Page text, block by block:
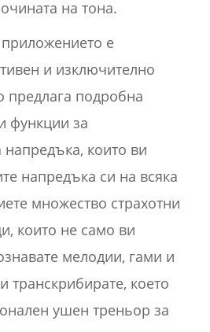
на тона.
е
и изключително
предлага подробна
функции за
които ви
напредъка си на всяка
множество страхотни
които не само ви
мелодии, гами и
транскрибирате, което
ушен треньор за